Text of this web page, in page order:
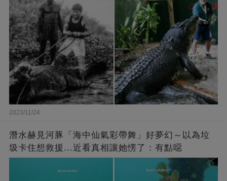
2023/11/24
潛水赫見河豚「海中仙氣彩帶舞」好夢幻～以為垃
圾卡住想救援...近看真相讓她愣了：有點噁